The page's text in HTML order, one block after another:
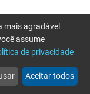
web more_horiz
Mais
mais agradável
assume
de privacidade
Aceitar todos